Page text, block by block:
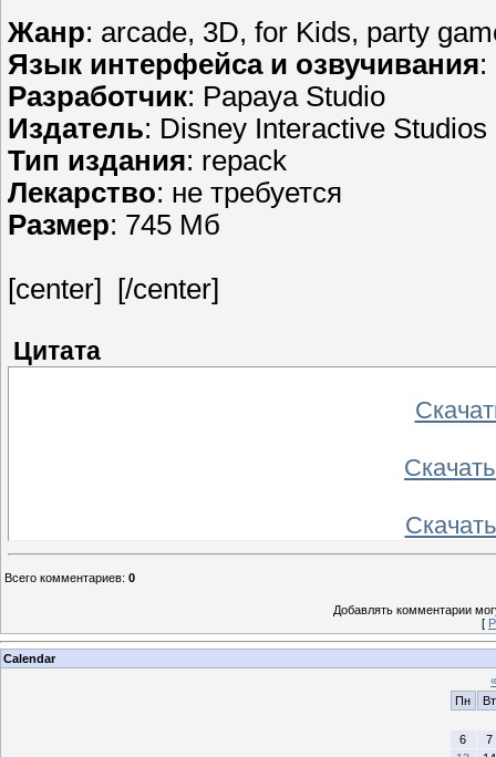
Жанр: arcade, 3D, for Kids, party
Язык интерфейса и озвучивания:
Разработчик: Papaya Studio
Издатель: Disney Interactive Studios
Тип издания: repack
Лекарство: не требуется
Размер: 745 Мб
[center] [/center]
Цитата
Всего комментариев: 0
Добавлять комментарии
[
Calendar
«
Пн
Вт
6
7